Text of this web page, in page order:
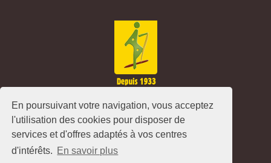
En poursuivant votre navigation, vous acceptez
l'utilisation des cookies pour disposer de
services et d'offres adaptés à vos centres
d'intérêts. En savoir plus